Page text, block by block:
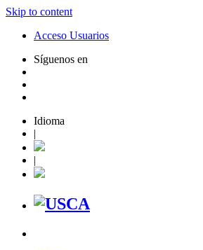
Skip to content
Acceso Usuarios
Síguenos en
Idioma
|
|